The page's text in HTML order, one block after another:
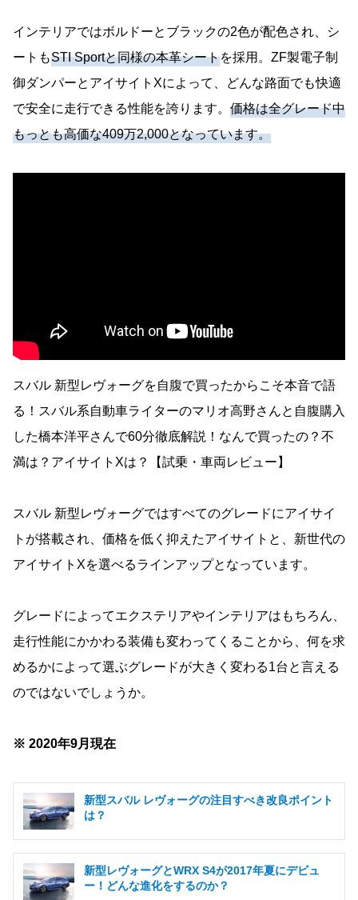
インテリアではボルドーとブラックの2色が配色され、シ
ートもSTI Sportと同様の本革シートを採用。ZF製電子制
御ダンパーとアイサイトXによって、どんな路面でも快適
で安全に走行できる性能を誇ります。 価格は全グレード中
もっとも高価な409万2,000となっています。
スバル 新型レヴォーグを自腹で買ったからこそ本音で語
る！スバル系自動車ライターのマリオ高野さんと自腹購入
した橋本洋平さんで60分徹底解説！なんで買ったの？不
満は？アイサイトXは？【試乗・車両レビュー】
スバル 新型レヴォーグではすべてのグレードにアイサイ
トが搭載され、価格を低く抑えたアイサイトと、新世代の
アイサイトXを選べるラインアップとなっています。
グレードによってエクステリアやインテリアはもちろん、
走行性能にかかわる装備も変わってくることから、何を求
めるかによって選ぶグレードが大きく変わる1台と言える
のではないでしょうか。
※ 2020年9月現在
新型スバル レヴォーグの注目すべき改良ポイント
は？
新型レヴォーグとWRX S4が2017年夏にデビュ
ー！どんな進化をするのか？